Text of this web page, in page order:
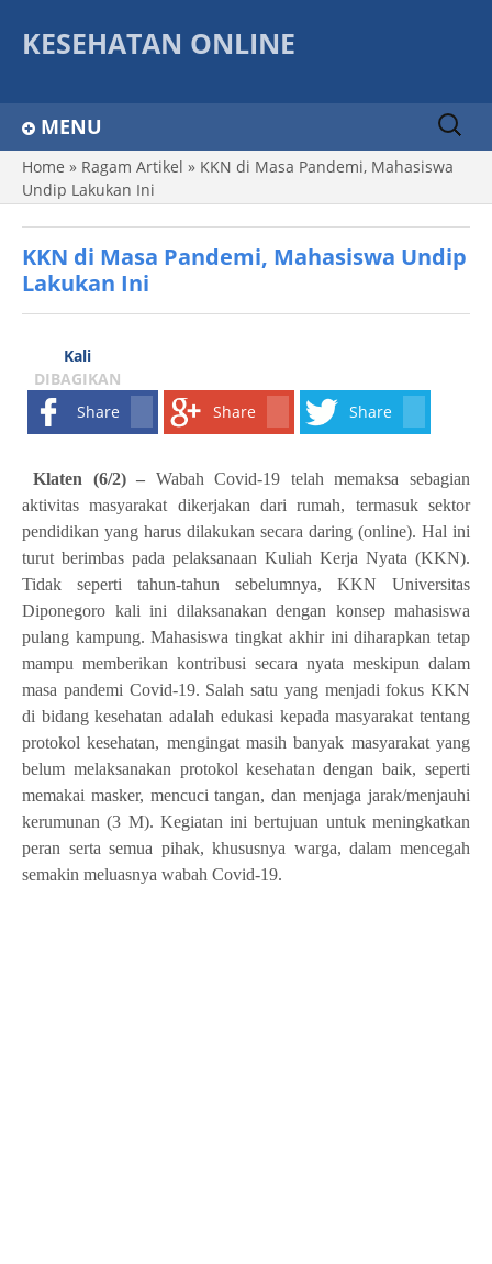
KESEHATAN ONLINE
MENU
Home
Info Lowongan
Kelas Kita
Tenaga Kesehatan
SPO
Sear
ch
for:
Home » Ragam Artikel » KKN di Masa Pandemi, Mahasiswa
Undip Lakukan Ini
KKN di Masa Pandemi, Mahasiswa Undip
Lakukan Ini
Kali
DIBAGIKAN
Share
Share Share
Klaten (6/2) – Wabah Covid-19 telah memaksa sebagian
aktivitas masyarakat dikerjakan dari rumah, termasuk sektor
pendidikan yang harus dilakukan secara daring (online). Hal ini
turut berimbas pada pelaksanaan Kuliah Kerja Nyata (KKN).
Tidak seperti tahun-tahun sebelumnya, KKN Universitas
Diponegoro kali ini dilaksanakan dengan konsep mahasiswa
pulang kampung. Mahasiswa tingkat akhir ini diharapkan tetap
mampu memberikan kontribusi secara nyata meskipun dalam
masa pandemi Covid-19. Salah satu yang menjadi fokus KKN
di bidang kesehatan adalah edukasi kepada masyarakat tentang
protokol kesehatan, mengingat masih banyak masyarakat yang
belum melaksanakan protokol kesehatan dengan baik, seperti
memakai masker, mencuci tangan, dan menjaga jarak/menjauhi
kerumunan (3 M). Kegiatan ini bertujuan untuk meningkatkan
peran serta semua pihak, khususnya warga, dalam mencegah
semakin meluasnya wabah Covid-19.